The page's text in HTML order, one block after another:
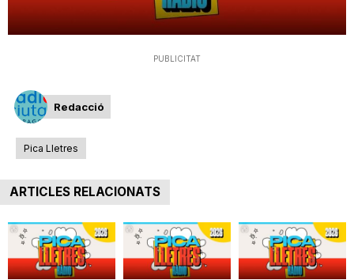
r
a
g
o
PUBLICITAT
Redacció
Pica Lletres
ARTICLES RELACIONATS